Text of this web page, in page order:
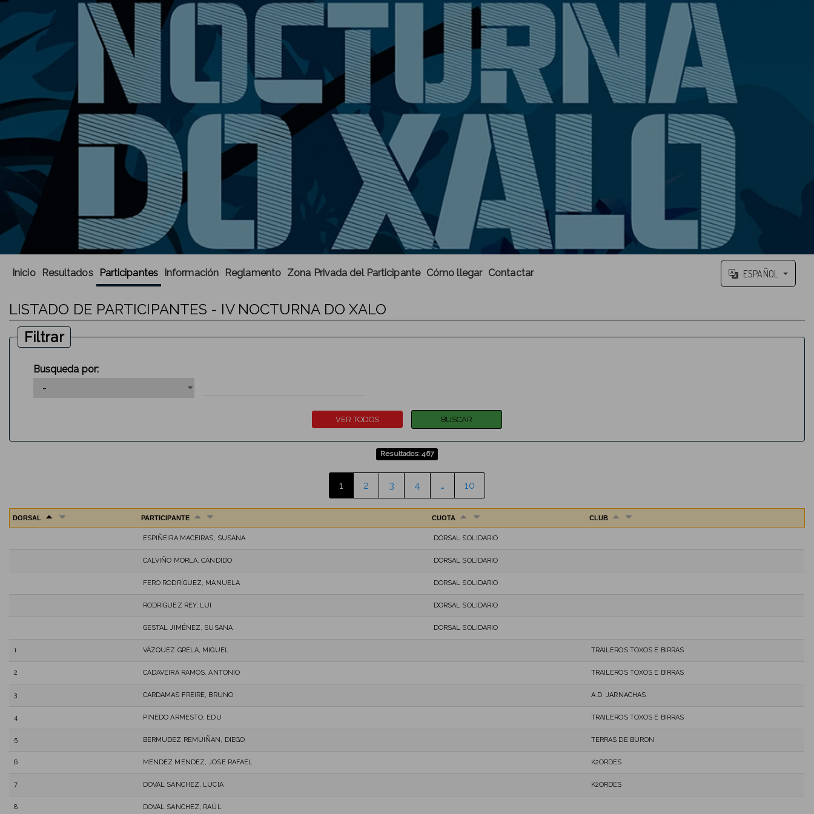
Inicio Resultados Participantes Información Reglamento Zona Privada del Participante Cómo llegar Contactar ESPAÑOL
LISTADO DE PARTICIPANTES - IV NOCTURNA DO XALO
Filtrar
Busqueda por:
Resultados: 467
1 2 3 4 … 10
DORSAL PARTICIPANTE CUOTA CLUB
ESPIÑEIRA MACEIRAS, SUSANA DORSAL SOLIDARIO
CALVIÑO MORLA, CÁNDIDO DORSAL SOLIDARIO
FERO RODRÍGUEZ, MANUELA DORSAL SOLIDARIO
RODRÍGUEZ REY, LUI DORSAL SOLIDARIO
GESTAL JIMÉNEZ, SUSANA DORSAL SOLIDARIO
1 VÁZQUEZ GRELA, MIGUEL TRAILEROS TOXOS E BIRRAS
2 CADAVEIRA RAMOS, ANTONIO TRAILEROS TOXOS E BIRRAS
3 CARDAMAS FREIRE, BRUNO A.D. JARNACHAS
4 PINEDO ARMESTO, EDU TRAILEROS TOXOS E BIRRAS
5 BERMUDEZ REMUIÑAN, DIEGO TERRAS DE BURON
6 MENDEZ MENDEZ, JOSE RAFAEL K2ORDES
7 DOVAL SANCHEZ, LUCIA K2ORDES
8 DOVAL SANCHEZ, RAÚL